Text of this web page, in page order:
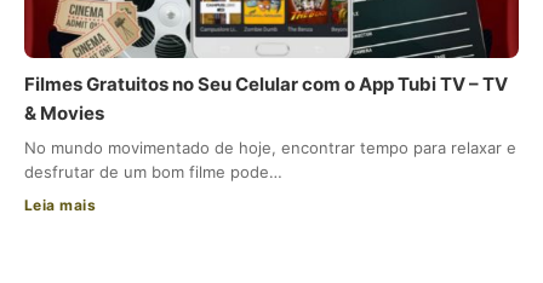
Filmes Gratuitos no Seu Celular com o App Tubi TV – TV
& Movies
No mundo movimentado de hoje, encontrar tempo para relaxar e
desfrutar de um bom filme pode…
Leia mais